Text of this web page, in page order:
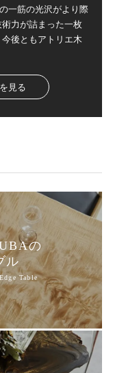
一筋の光沢がより際
力が詰まった一枚
後ともアトリエ木
見る
の
ル